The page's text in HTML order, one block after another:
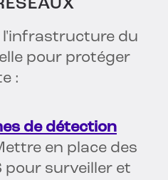
l'infrastructure du
pour protéger
:
de détection
en place des
pour surveiller et